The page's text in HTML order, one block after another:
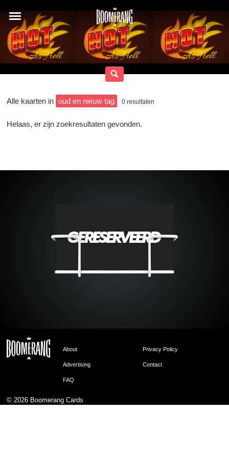
Alle kaarten in oud en nieuw tag 0 resultaten
Helaas, er zijn zoekresultaten gevonden.
About Privacy Policy
Advertising Contact
FAQ
© 2026 Boomerang Cards